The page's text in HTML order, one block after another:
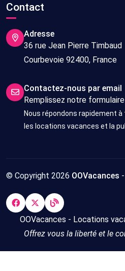
Contact
Adresse
36 rue Jean Pierre Timbaud
Courbevoie 92400, France
Contactez-nous par email
Remplissez notre
Nous répondons rapidement
les locations vacances et la
© Copyright 2026 OOVacances
OOVacances - Locations
Offrez vous la liberté et le